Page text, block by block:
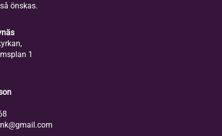
önskas.
1